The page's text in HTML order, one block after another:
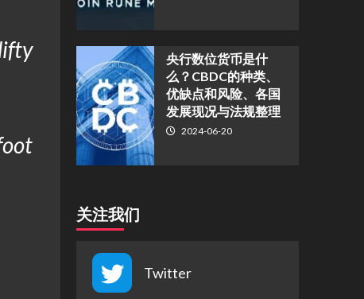
央行数位货币是什
么？CBDC的种类、
优缺点和风险、各国
发展现况与法规整理
2024-06-20
关注我们
Twitter